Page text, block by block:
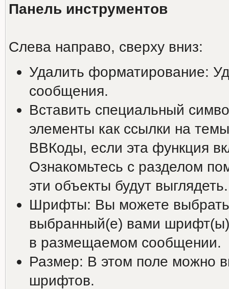
Панель инструментов
Слева направо, сверху вниз:
Удалить форматирование:
сообщения.
Вставить специальный
элементы как ссылки на
ВВКоды, если эта функция
Ознакомьтесь с разделом
эти объекты будут выглядеть.
Шрифты: Вы можете выбрать
выбранный(е) вами шрифт(ы)
в размещаемом сообщении.
Размер: В этом поле можно
шрифтов.